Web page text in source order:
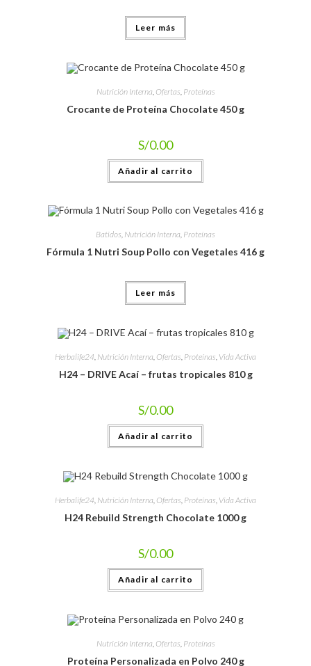
Leer más
Nutrición Interna Ofertas Proteínas
Crocante de Proteína Chocolate 450 g
S/0.00
Añadir al carrito
Batidos, Nutrición Interna, Proteínas
Fórmula 1 Nutri Soup Pollo con Vegetales 416 g
Leer más
Herbalife24, Nutrición Interna, Ofertas, Proteínas, Vida Activa
H24 – DRIVE Acaí – frutas tropicales 810 g
S/0.00
Añadir al carrito
Herbalife24, Nutrición Interna, Ofertas, Proteínas, Vida Activa
H24 Rebuild Strength Chocolate 1000 g
S/0.00
Añadir al carrito
Nutrición Interna, Ofertas, Proteínas
Proteína Personalizada en Polvo 240 g